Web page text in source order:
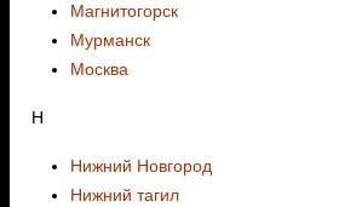
Магнитогорск
Мурманск
Москва
Н
Нижний Новгород
Нижний тагил